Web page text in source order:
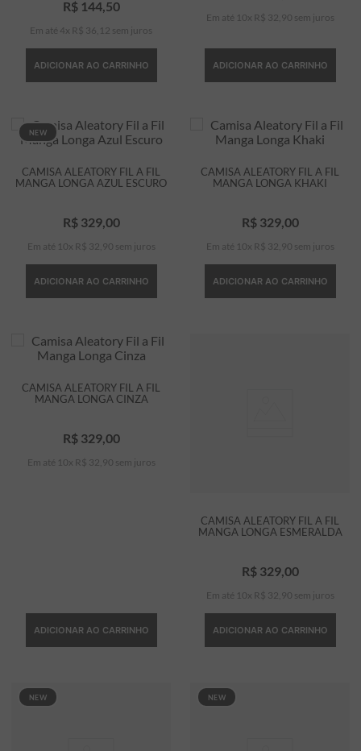
R$ 144, 50
Em até 4 x R$ 36 12 sem juros
ADICIONAR AO CARRINHO
Em até 10 x R$ 32 90 sem juros
ADICIONAR AO CARRINHO
NEW
CAMISA ALEATORY FIL A FIL
MANGA LONGA AZUL ESCURO
R$ 329, 00
Em até 10 x R$ 32 90 sem juros
ADICIONAR AO CARRINHO
CAMISA ALEATORY FIL A FIL
MANGA LONGA KHAKI
R$ 329, 00
Em até 10 x R$ 32 90 sem juros
ADICIONAR AO CARRINHO
CAMISA ALEATORY FIL A FIL
MANGA LONGA CINZA
R$ 329, 00
Em até 10 x R$ 32 90 sem juros
ADICIONAR AO CARRINHO
CAMISA ALEATORY FIL A FIL
MANGA LONGA ESMERALDA
R$ 329, 00
Em até 10 x R$ 32 90 sem juros
ADICIONAR AO CARRINHO
NEW NEW